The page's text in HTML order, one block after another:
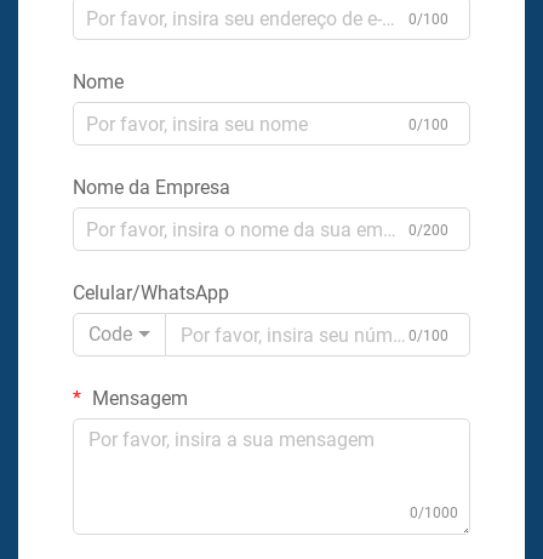
0/100
Nome
0/100
Nome da Empresa
0/200
Celular/WhatsApp
Code
0/100
Mensagem
0/1000